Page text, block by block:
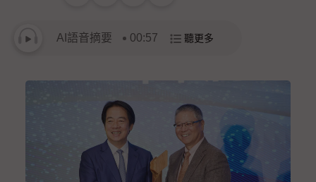
AI語音摘要 00:57 聽更多